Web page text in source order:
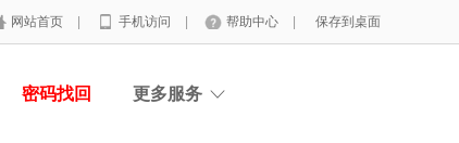
网站首页 手机访问 帮助中心 保存到桌面
密码找回 更多服务